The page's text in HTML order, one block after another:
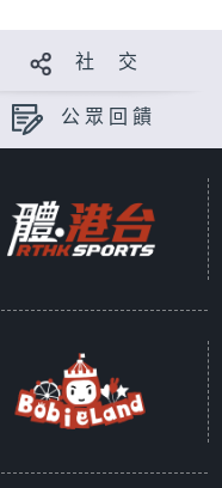
社 交
公眾回饋